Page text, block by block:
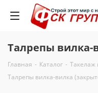
Талрепы вилка-
Главная - Каталог - Такелаж
Талрепы вилка-вилка